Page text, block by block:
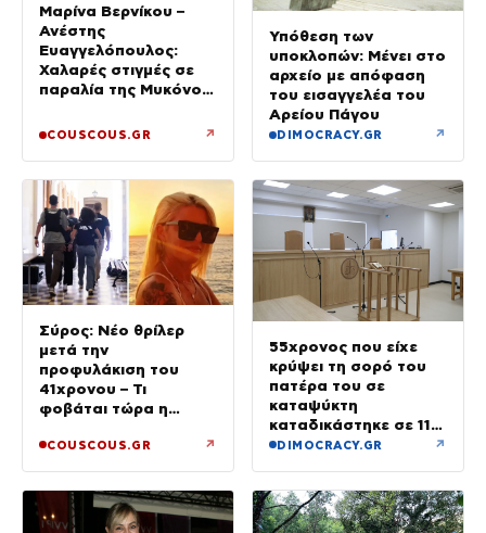
Μαρίνα Βερνίκου –
Ανέστης
Ευαγγελόπουλος:
Χαλαρές στιγμές σε
παραλία της Μυκόνου
COUSCOUS.GR ↗
Υπόθεση των
υποκλοπών: Μένει στο
αρχείο με απόφαση
του εισαγγελέα του
Αρείου Πάγου
DIMOCRACY.GR ↗
Σύρος: Νέο θρίλερ
μετά την
προφυλάκιση του
41χρονου – Τι
φοβάται τώρα η
COUSCOUS.GR ↗
55χρονος που είχε
κρύψει τη σορό του
πατέρα του σε
καταψύκτη
καταδικάστηκε σε 11
μήνες με αναστολή
DIMOCRACY.GR ↗